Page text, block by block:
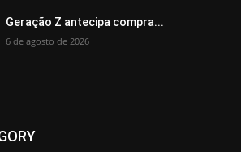
Geração Z antecipa compra...
6 de agosto de 2026